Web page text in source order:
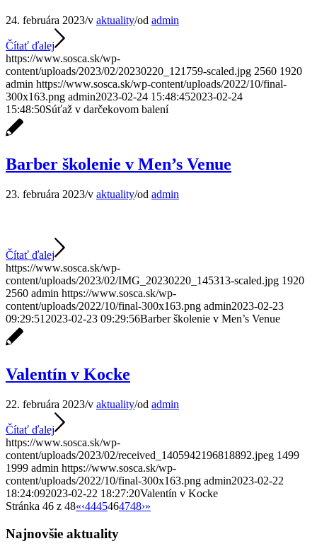
24. februára 2023/v aktuality/od admin
Čítať ďalej
https://www.sosca.sk/wp-
content/uploads/2023/02/20230220_121759-scaled.jpg 2560 1920
admin https://www.sosca.sk/wp-content/uploads/2022/10/final-
300x163.png admin2023-02-24 15:48:452023-02-24
15:48:50Súťaž v darčekovom balení
Barber školenie v Men’s Venue
23. februára 2023/v aktuality/od admin
Čítať ďalej
https://www.sosca.sk/wp-
content/uploads/2023/02/IMG_20230220_145313-scaled.jpg 1920
2560 admin https://www.sosca.sk/wp-
content/uploads/2022/10/final-300x163.png admin2023-02-23
09:29:51 2023-02-23 09:29:56Barber školenie v Men’s Venue
Valentín v Kocke
22. februára 2023/v aktuality/od admin
Čítať ďalej
https://www.sosca.sk/wp-
content/uploads/2023/02/received_1405942196818892.jpeg 1499
1999 admin https://www.sosca.sk/wp-
content/uploads/2022/10/final-300x163.png admin2023-02-22
18:24:092023-02-22 18:27:20Valentín v Kocke
Stránka 46 z 48«‹4445464748›»
Najnovšie aktuality